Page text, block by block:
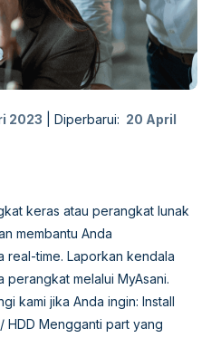
2023 Diperbarui: 20 April
keras atau perangkat lunak
membantu Anda
real-time. Laporkan kendala
perangkat melalui MyAsani.
kami jika Anda ingin: Install
HDD Mengganti part yang